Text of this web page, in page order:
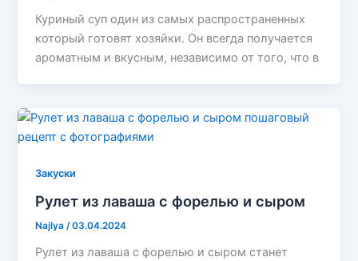
Куриный суп один из самых распространенных
который готовят хозяйки. Он всегда получается
ароматным и вкусным, независимо от того, что в
Закуски
Рулет из лаваша с форелью и сыром
Najlya/03.04.2024
Рулет из лаваша с форелью и сыром станет